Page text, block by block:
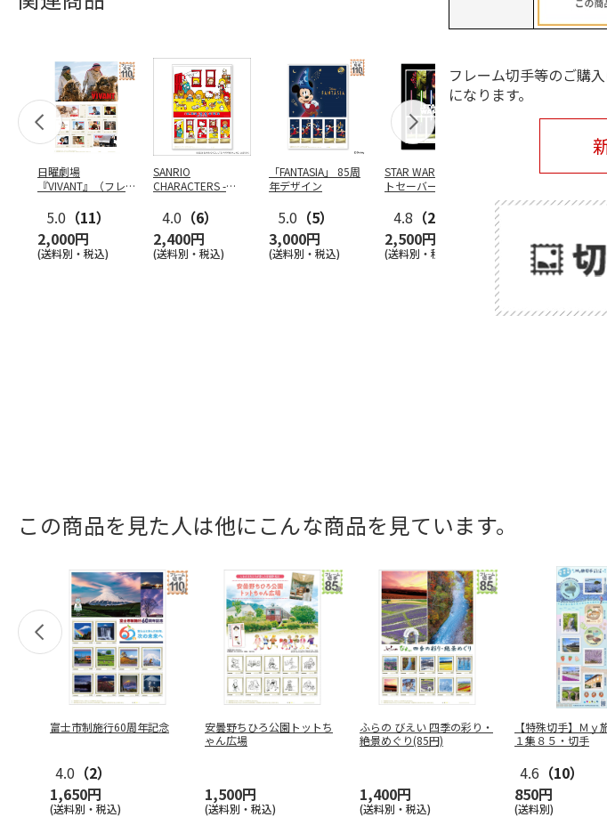
日曜劇場
『VIVANT』（フレ
5.0 （11）
2,000円
(送料別・税込)
SANRIO
CHARACTERS -
4.0 （6）
2,400円
(送料別・税込)
「FANTASIA」 85周
年デザイン
5.0 （5）
3,000円
(送料別・税込)
STAR WARS／ライ
トセーバー デザイ
4.8 （21）
2,500円
(送料別・税込)
PICNIC-
2,400円
(送料別・税込)
フレーム切手等のご購
になります。
この商品を見た人は他にこんな商品を見ています。
富士市制施行60周年記念
4.0 （2）
1,650円
(送料別・税込)
安曇野ちひろ公園トットち
ゃん広場
1,500円
(送料別・税込)
ふらの びえい 四季の彩り・
絶景めぐり(85円)
1,400円
(送料別・税込)
【特殊切手】Ｍｙ
１集８５・切手
4.6 （10）
850円
(送料別)